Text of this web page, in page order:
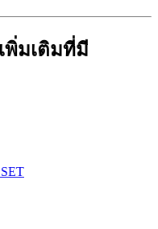
พิ่มเติมที่มี